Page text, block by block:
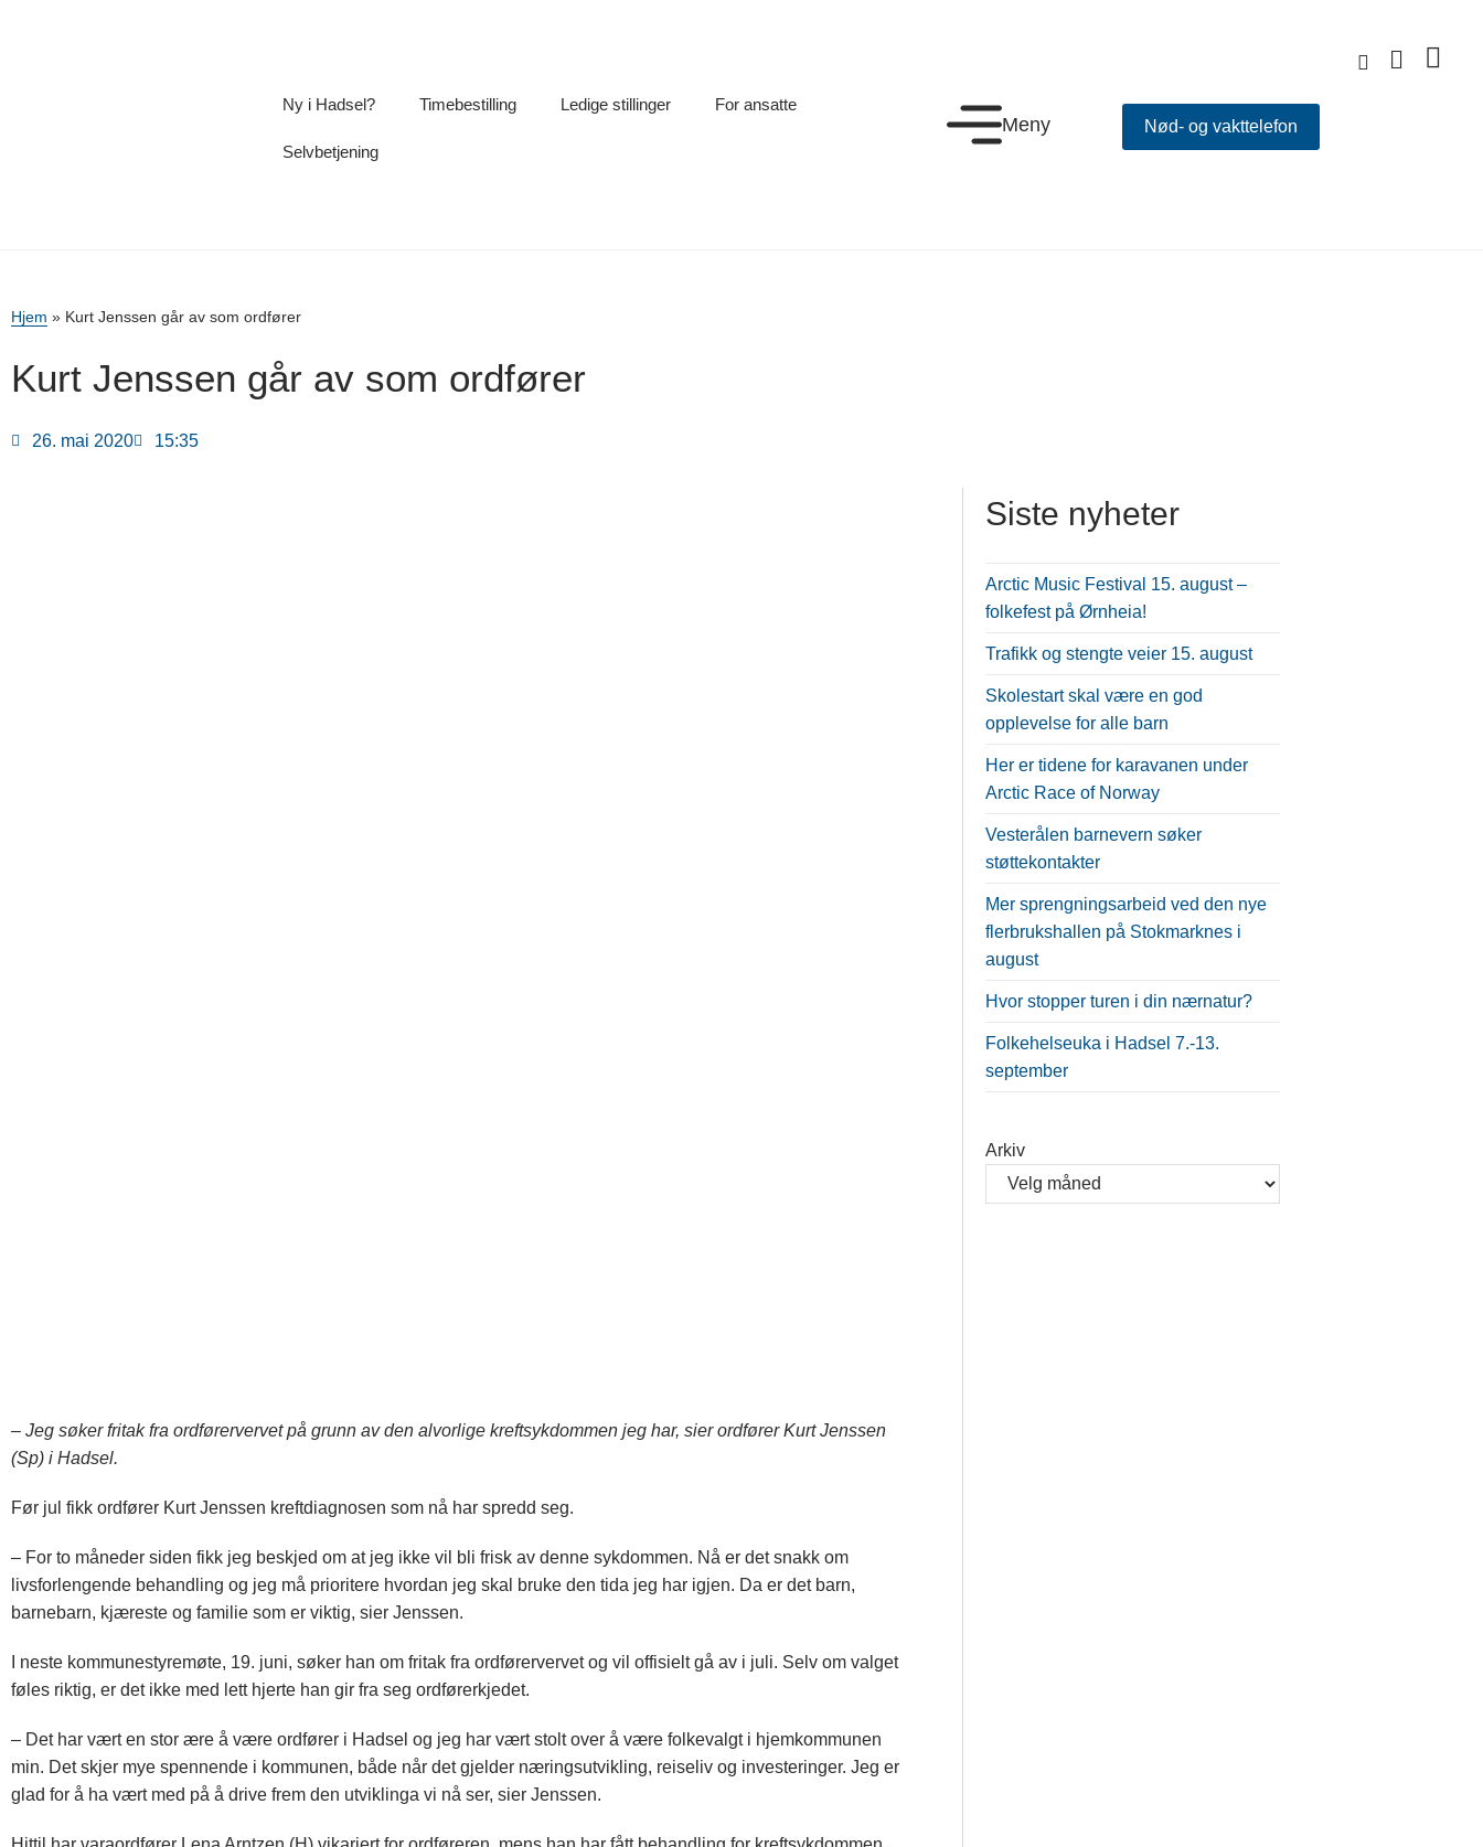
Ny i Hadsel? Timebestilling Ledige stillinger For ansatte
Selvbetjening
Meny Nød- og vakttelefon
Hjem » Kurt Jenssen går av som ordfører
Kurt Jenssen går av som ordfører
26. mai 2020 15:35
– Jeg søker fritak fra ordførervervet på grunn av den alvorlige kreftsykdommen jeg har, sier ordfører Kurt Jenssen
(Sp) i Hadsel.
Før jul fikk ordfører Kurt Jenssen kreftdiagnosen som nå har spredd seg.
– For to måneder siden fikk jeg beskjed om at jeg ikke vil bli frisk av denne sykdommen. Nå er det snakk om
livsforlengende behandling og jeg må prioritere hvordan jeg skal bruke den tida jeg har igjen. Da er det barn,
barnebarn, kjæreste og familie som er viktig, sier Jenssen.
I neste kommunestyremøte, 19. juni, søker han om fritak fra ordførervervet og vil offisielt gå av i juli. Selv om valget
føles riktig, er det ikke med lett hjerte han gir fra seg ordførerkjedet.
– Det har vært en stor ære å være ordfører i Hadsel og jeg har vært stolt over å være folkevalgt i hjemkommunen
min. Det skjer mye spennende i kommunen, både når det gjelder næringsutvikling, reiseliv og investeringer. Jeg er
glad for å ha vært med på å drive frem den utviklinga vi nå ser, sier Jenssen.
Siste nyheter
Arctic Music Festival 15. august –
folkefest på Ørnheia!
Trafikk og stengte veier 15. august
Skolestart skal være en god
opplevelse for alle barn
Her er tidene for karavanen under
Arctic Race of Norway
Vesterålen barnevern søker
støttekontakter
Mer sprengningsarbeid ved den nye
flerbrukshallen på Stokmarknes i
august
Hvor stopper turen i din nærnatur?
Folkehelseuka i Hadsel 7.-13.
september
Arkiv